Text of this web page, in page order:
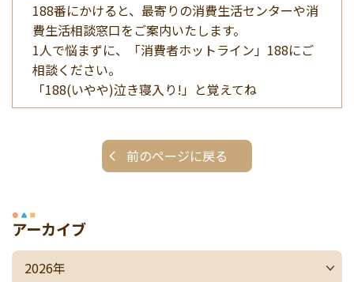
188番にかけると、最寄りの消費生活センターや消
費生活相談窓口をご案内いたします。
1人で悩まずに、「消費者ホットライン」188にご
相談ください。
「188(いやや)泣き寝入り!」と覚えてね
前のページに戻る
アーカイブ
2026年